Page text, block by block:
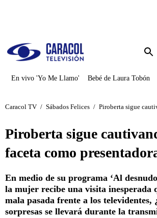
En vivo 'Yo Me Llamo' Bebé de Laura Tobón
Caracol TV / Sábados Felices / Piroberta sigue
Piroberta sigue
faceta como
En medio de su programa ‘Al
la mujer recibe una visita inesperada
mala pasada frente a los televidentes,
sorpresas se llevará durante la